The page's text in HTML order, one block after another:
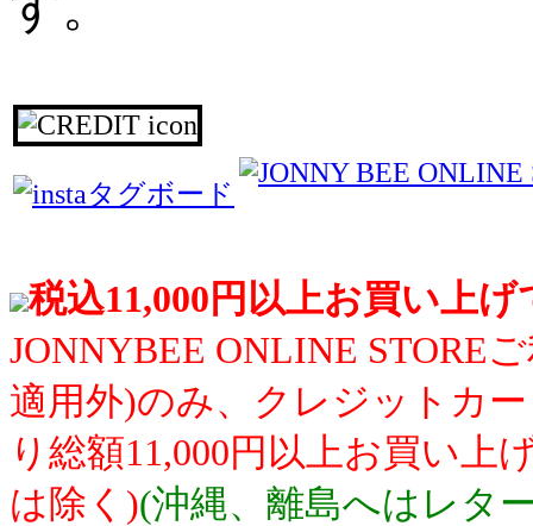
税込11,000円以上お買い上
JONNYBEE ONLINE STORE
適用外)のみ、クレジットカ
り総額11,000円以上お買い上
は除く)(沖縄、離島へはレタ